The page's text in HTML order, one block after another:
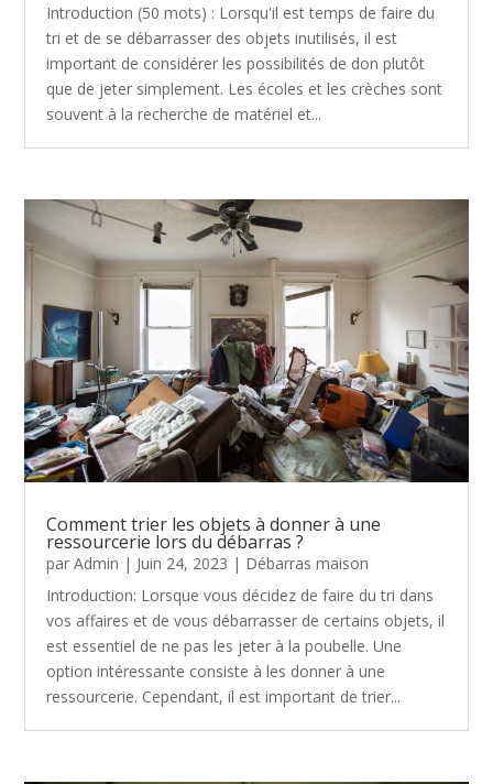
Introduction (50 mots) : Lorsqu'il est temps de faire du
tri et de se débarrasser des objets inutilisés, il est
important de considérer les possibilités de don plutôt
que de jeter simplement. Les écoles et les crèches sont
souvent à la recherche de matériel et...
Comment trier les objets à donner à une
ressourcerie lors du débarras ?
parAdmin | Juin 24, 2023 | Débarras maison
Introduction: Lorsque vous décidez de faire du tri dans
vos affaires et de vous débarrasser de certains objets, il
est essentiel de ne pas les jeter à la poubelle. Une
option intéressante consiste à les donner à une
ressourcerie. Cependant, il est important de trier...